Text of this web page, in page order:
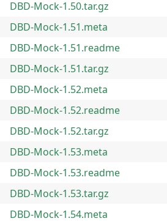
DBD-Mock-1.50.tar.gz
DBD-Mock-1.51.meta
DBD-Mock-1.51.readme
DBD-Mock-1.51.tar.gz
DBD-Mock-1.52.meta
DBD-Mock-1.52.readme
DBD-Mock-1.52.tar.gz
DBD-Mock-1.53.meta
DBD-Mock-1.53.readme
DBD-Mock-1.53.tar.gz
DBD-Mock-1.54.meta